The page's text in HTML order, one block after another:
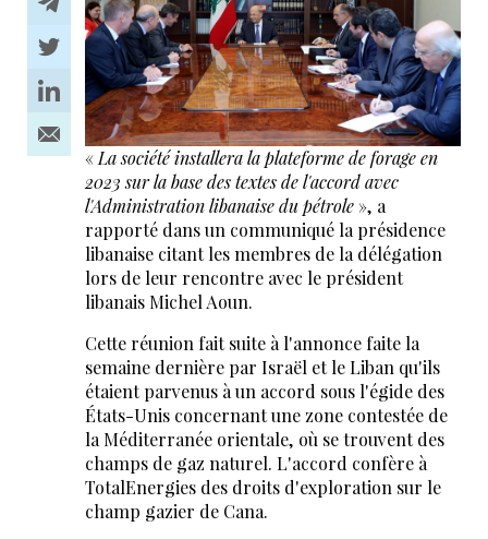
« La société installera la plateforme de forage en
2023 sur la base des textes de l'accord avec
l'Administration libanaise du pétrole», a
rapporté dans un communiqué la présidence
libanaise citant les membres de la délégation
lors de leur rencontre avec le président
libanais Michel Aoun.
Cette réunion fait suite à l'annonce faite la
semaine dernière par Israël et le Liban qu'ils
étaient parvenus à un accord sous l'égide des
États-Unis concernant une zone contestée de
la Méditerranée orientale, où se trouvent des
champs de gaz naturel. L'accord confère à
TotalEnergies des droits d'exploration sur le
champ gazier de Cana.